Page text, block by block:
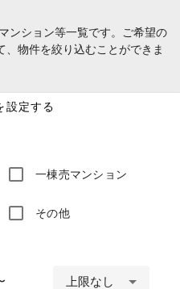
ンション等一覧です。ご希望の
物件を絞り込むことができま
設定する
一棟売マンション
その他
上限なし